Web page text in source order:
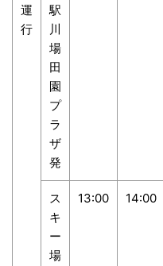
運
行
駅
川
場
田
園
プ
ラ
ザ
発
ス
キ
ー
場
13:00 14:00